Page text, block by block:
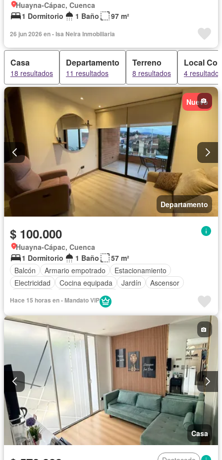
Huayna-Cápac, Cuenca
1 Dormitorio
1 Baño 97 m²
26 jun 2026 en - Isa Neira Inmobiliaria
Casa
18 resultados
Departamento
11 resultados
Terreno
8 resultados
Local
4 resultados
Nuevo
Departamento
$ 100.000
Huayna-Cápac, Cuenca
1 Dormitorio
1 Baño
57 m²
Balcón
Armario empotrado
Estacionamiento
Electricidad
Cocina equipada Jardín
Ascensor
Vista panorámica
Hace 15 horas en - Mandato VIP
Casa